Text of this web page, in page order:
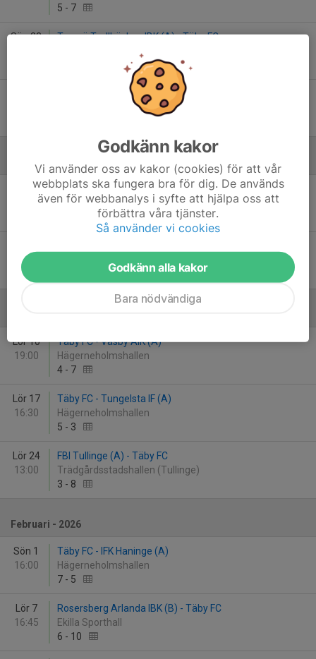
5 - 7
Sön 23
Tyresö Trollbäcken IBK (A) - Täby FC
Täby FC - Salems IF (A)
Hägerneholmshallen
December
Lör 13
14:00
IS Bar Central Nytorget - Täby FC
Tellusborgshallen 1
13:00
Lör 10
19:00
Täby FC - Väsby AIK (A)
Hägerneholmshallen
4 - 7
Lör 17
16:30
Täby FC - Tungelsta IF (A)
Hägerneholmshallen
5 - 3
Lör 24
13:00
FBI Tullinge (A) - Täby FC
Trädgårdsstadshallen (Tullinge)
3 - 8
Februari - 2026
Sön 1
16:00
Täby FC - IFK Haninge (A)
Hägerneholmshallen
7 - 5
Lör 7
16:45
Rosersberg Arlanda IBK (B) - Täby FC
Ekilla Sporthall
6 - 10
Godkänn kakor
Vi använder oss av kakor (cookies) för att vår
webbplats ska fungera bra för dig. De används
även för webbanalys i syfte att hjälpa oss att
förbättra våra tjänster.
Så använder vi cookies
Godkänn alla kakor
Bara nödvändiga